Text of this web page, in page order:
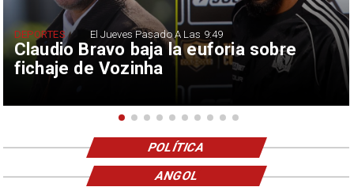
Claudio Bravo baja la euforia sobre
fichaje de Vozinha
DEPORTES El Jueves Pasado A Las 9:49
POLÍTICA
ANGOL